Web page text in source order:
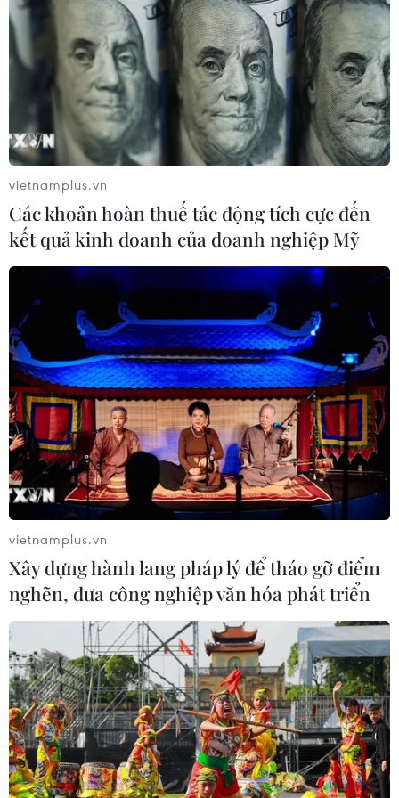
của virus Tây sông Nile
06/08/2026 13:24
NATO ưu tiên đẩy nhanh chuyển
giao hệ thống phòng không cho
Ukraine
06/08/2026 12:24
Thắt chặt tình hữu nghị sắt son giữa
các cựu chuyên gia quân sự Nga với
Việt Nam
06/08/2026 06:23
Anh công bố kết quả điều tra ban
đầu vụ đâm dao ở trung tâm London
06/08/2026 06:00
Ba Lan thảo luận việc thành lập căn
cứ quân sự thường trực với Mỹ
Liên hợp quốc: Xung đột Ukraine trải
qua tháng đẫm máu nhất
05/08/2026 23:47
Đức điều tra vụ UAV gắn thuốc nổ
xuất hiện tại sân bay
vietnamplus.vn
Các khoản hoàn thuế tác động tích cực đến
kết quả kinh doanh của doanh nghiệp Mỹ
vietnamplus.vn
Xây dựng hành lang pháp lý để tháo gỡ điểm
nghẽn, đưa công nghiệp văn hóa phát triển